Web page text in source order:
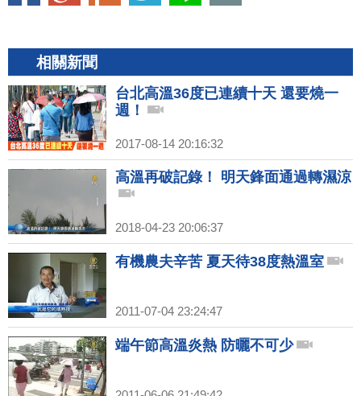
相關新聞
台北高溫36度已連續十天 還要燒一
週！
2017-08-14 20:16:32
高溫再破記錄！ 明天鋒面通過轉濕涼
2018-04-23 20:06:37
有機農夫辛苦 夏天待38度熱溫室
2011-07-04 23:24:47
端午節高溫炎熱 防曬不可少